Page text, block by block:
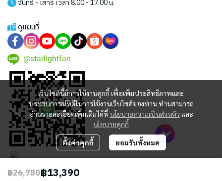
฿26,780฿13,390
เว็บไซต์นี้มีการใช้งานคุกกี้ เพื่อเพิ่มประสิทธิภาพและ
ประสบการณ์ที่ดีในการใช้งานเว็บไซต์ของท่าน ท่านสามารถ
อ่านรายละเอียดเพิ่มเติมได้ที่ นโยบายความเป็นส่วนตัว และ
นโยบายคุกกี้
ตั้งค่าคุกกี้ ยอมรับทั้งหมด
จันทร์ - เสาร์ เวลา 8.00 - 17.00 น.
ดูแผนที่
@starlightfan